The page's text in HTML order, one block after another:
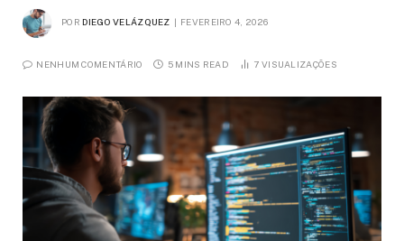
POR DIEGO VELÁZQUEZ FEVEREIRO 4, 2026
NENHUM COMENTÁRIO 5 MINS READ 7 VISUALIZAÇÕES